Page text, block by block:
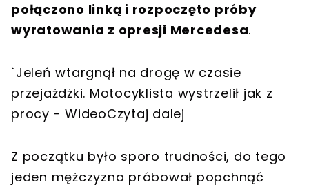
połączono linką i rozpoczęto próby
wyratowania z opresji Mercedesa.
`Jeleń wtargnął na drogę w czasie
przejażdżki. Motocyklista wystrzelił jak z
procy - WideoCzytaj dalej
Z początku było sporo trudności, do tego
jeden mężczyzna próbował popchnąć